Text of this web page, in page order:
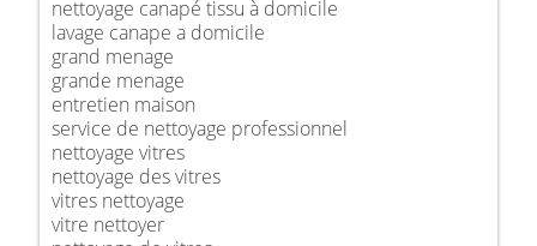
nettoyage canapé tissu à domicile
lavage canape a domicile
grand menage
grande menage
entretien maison
service de nettoyage professionnel
nettoyage vitres
nettoyage des vitres
vitres nettoyage
vitre nettoyer